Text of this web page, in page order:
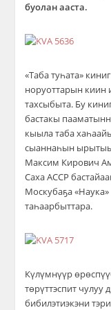
буолан ааста.
«Таба туһата»
норуоттарын киин
тахсыбыта. Бу
бастакы
кыыла таба
сыаннаһын ырытыы
Максим Кирович
Саха АССР
Москубаҕа «Наука»
таһаарбыттара.
Күлүмнүүр
төрүттэспит чулуу
бибилэтиэкэни